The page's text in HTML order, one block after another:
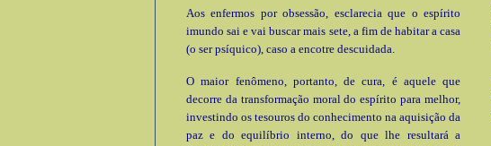
Aos enfermos por obsessão, esclarecia que o espírito
imundo sai e vai buscar mais sete, a fim de habitar a casa
(o ser psíquico), caso a encotre descuidada.
O maior fenômeno, portanto, de cura, é aquele que
decorre da transformação moral do espírito para melhor,
investindo os tesouros do conhecimento na aquisição da
paz e do equilíbrio interno, do que lhe resultará a